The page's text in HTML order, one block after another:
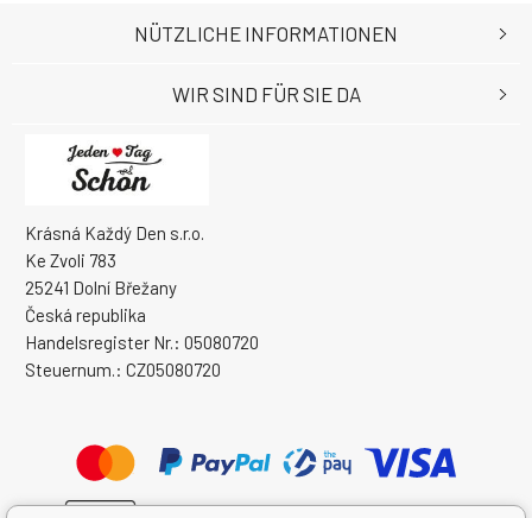
Krásná Každý Den s.r.o.
Ke Zvoli 783
25241 Dolní Břežany
Česká republika
Handelsregister Nr.: 05080720
Steuernum.: CZ05080720
NÜTZLICHE INFORMATIONEN
WIR SIND FÜR SIE DA